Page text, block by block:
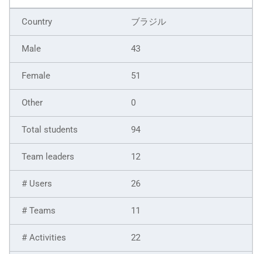
ブラジル
43
51
0
94
12
26
11
22